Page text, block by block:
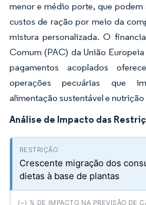
menor e médio porte, que podem
custos de ração por meio da
mistura personalizada. O
Comum (PAC) da União
pagamentos acoplados
operações pecuárias que
alimentação sustentável e
Análise de Impacto das
Crescente migração dos
dietas à base de plantas